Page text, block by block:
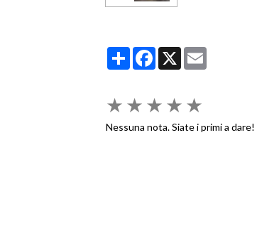
PartagerFacebook
X
★ ★ ★ ★ ★
Nessuna nota. Siate i primi a dare!